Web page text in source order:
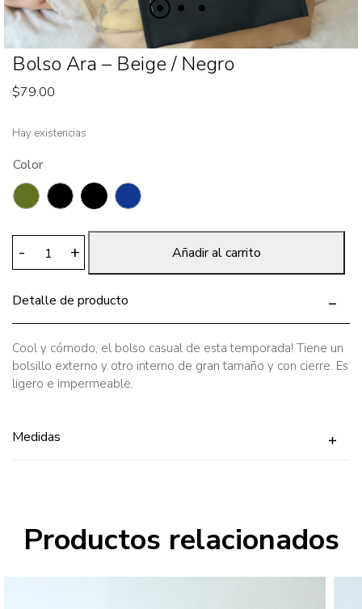
Bolso Ara – Beige / Negro
$79.00
Hay existencias
Color
Beige
/
Negro
cantidad
+
- Añadir al carrito
Detalle de producto
Cool y cómodo, el bolso casual de esta temporada! Tiene un
bolsillo externo y otro interno de gran tamaño y con cierre. Es
ligero e impermeable.
Medidas
Productos relacionados